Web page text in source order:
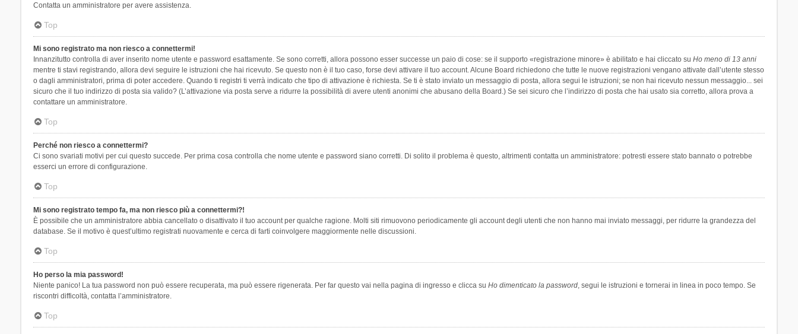
Contatta un amministratore per avere assistenza.
Top
Mi sono registrato ma non riesco a connettermi!
Innanzitutto controlla di aver inserito nome utente e password esattamente. Se sono corretti, allora possono esser successe un paio di cose: se il supporto «registrazione minore» è abilitato e hai cliccato su Ho meno di 13 anni
mentre ti stavi registrando, allora devi seguire le istruzioni che hai ricevuto. Se questo non è il tuo caso, forse devi attivare il tuo account. Alcune Board richiedono che tutte le nuove registrazioni vengano attivate dall’utente stesso
o dagli amministratori, prima di poter accedere. Quando ti registri ti verrà indicato che tipo di attivazione è richiesta. Se ti è stato inviato un messaggio di posta, allora segui le istruzioni; se non hai ricevuto nessun messaggio... sei
sicuro che il tuo indirizzo di posta sia valido? (L’attivazione via posta serve a ridurre la possibilità di avere utenti anonimi che abusano della Board.) Se sei sicuro che l’indirizzo di posta che hai usato sia corretto, allora prova a
contattare un amministratore.
Top
Perché non riesco a connettermi?
Ci sono svariati motivi per cui questo succede. Per prima cosa controlla che nome utente e password siano corretti. Di solito il problema è questo, altrimenti contatta un amministratore: potresti essere stato bannato o potrebbe
esserci un errore di configurazione.
Top
Mi sono registrato tempo fa, ma non riesco più a connettermi?!
È possibile che un amministratore abbia cancellato o disattivato il tuo account per qualche ragione. Molti siti rimuovono periodicamente gli account degli utenti che non hanno mai inviato messaggi, per ridurre la grandezza del
database. Se il motivo è quest’ultimo registrati nuovamente e cerca di farti coinvolgere maggiormente nelle discussioni.
Top
Ho perso la mia password!
Niente panico! La tua password non può essere recuperata, ma può essere rigenerata. Per far questo vai nella pagina di ingresso e clicca su Ho dimenticato la password, segui le istruzioni e tornerai in linea in poco tempo. Se
riscontri difficoltà, contatta l’amministratore.
Top